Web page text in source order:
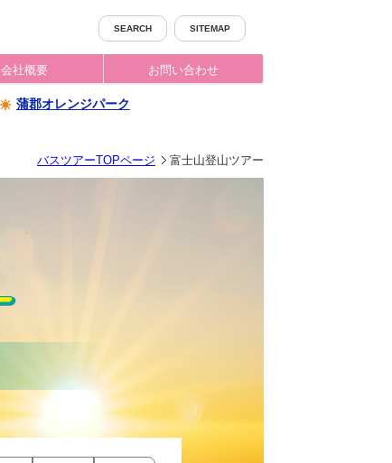
SEARCH SITEMAP
会社概要 お問い合わせ
蒲郡オレンジパーク
バスツアーTOPページ 富士山登山ツアー